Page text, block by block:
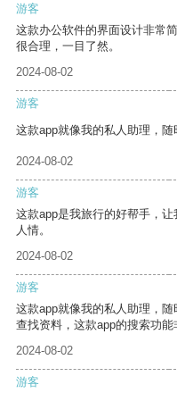
游客
这款办公软件的界面设计非常
很合理，一目了然。
2024-08-02
游客
这款app就像我的私人助理，随
2024-08-02
游客
这款app是我旅行的好帮手，
人情。
2024-08-02
游客
这款app就像我的私人助理，
查找资料，这款app的搜索功能
2024-08-02
游客